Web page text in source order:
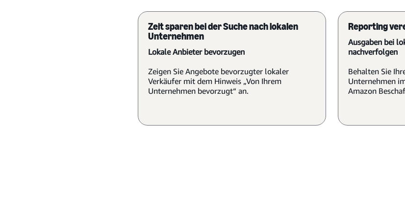
Zeit sparen bei der Suche nach lokalen
Unternehmen
Lokale Anbieter bevorzugen
Zeigen Sie Angebote bevorzugter lokaler
Verkäufer mit dem Hinweis „Von Ihrem
Unternehmen bevorzugt“ an.
Reporting
Ausgaben bei
nachverfolgen
Behalten Sie
Unternehmen
Amazon